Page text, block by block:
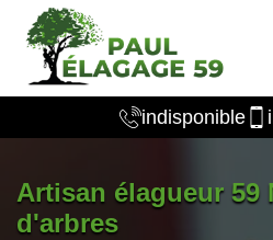
indisponible
Artisan élagueur 59
d'arbres